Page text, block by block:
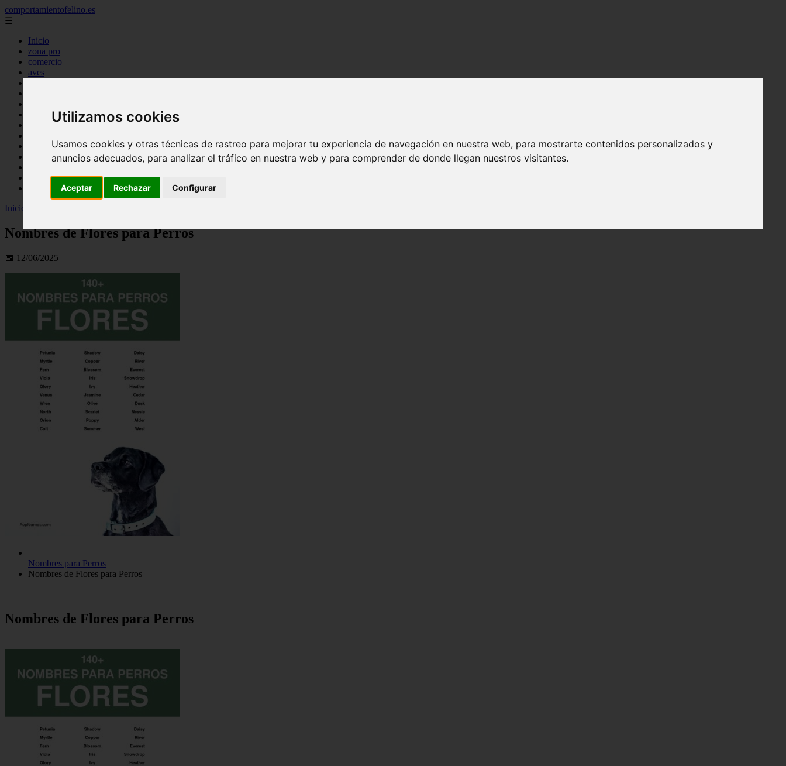
Utilizamos cookies
Usamos cookies y otras técnicas de rastreo para mejorar tu experiencia de navegación en nuestra web, para mostrarte contenidos personalizados y
anuncios adecuados, para analizar el tráfico en nuestra web y para comprender de donde llegan nuestros visitantes.
Aceptar Rechazar Configurar
comportamientofelino.es
☰
Inicio
zona pro
comercio
aves
acuariofilia
articulos
nombres para gatos
novedades
uncategorized
Inicio
Nombres de Flores para Perros
📅 12/06/2025
Nombres para Perros
Nombres de Flores para Perros
Nombres de Flores para Perros